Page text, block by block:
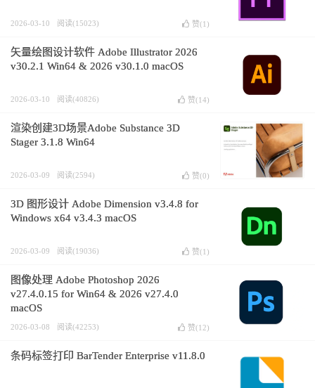
2026-03-10 阅读(15023) 赞(1 )
矢量绘图设计软件 Adobe Illustrator 2026
v30.2.1 Win64 & 2026 v30.1.0 macOS
2026-03-10 阅读(40826) 赞(14)
渲染创建3D场景Adobe Substance 3D
Stager 3.1.8 Win64
2026-03-09 阅读(2594) 赞(0)
3D 图形设计 Adobe Dimension v3.4.8 for
Windows x64 v3.4.3 macOS
2026-03-09 阅读(19036) 赞(1 )
图像处理 Adobe Photoshop 2026
v27.4.0.15 for Win64 & 2026 v27.4.0
macOS
2026-03-08 阅读(42253) 赞(12)
条码标签打印 BarTender Enterprise v11.8.0